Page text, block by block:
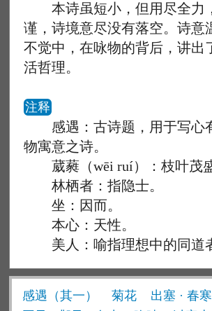
本诗虽短小，但用尽全力
谨，诗境意尽没有落空。诗意
不觉中，在咏物的背后，讲出
活哲理。
注释
感遇：古诗题，用于写心
物寓意之诗。
葳蕤（wēi ruí）：枝叶茂盛
林栖者：指隐士。
坐：因而。
本心：天性。
美人：喻指理想中的同道
感遇（其一） 菊花 出塞 · 春